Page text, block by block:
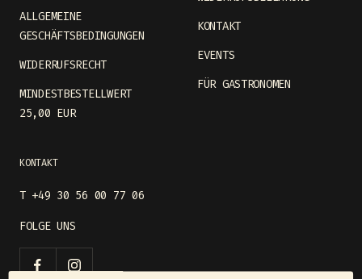
ALLGEMEINE
GESCHÄFTSBEDINGUNGEN
WIDERRUFSRECHT
MINDESTBESTELLWERT
25,00 EUR
KONTAKT
EVENTS
FÜR GASTRONOMEN
KONTAKT
T +49 30 56 00 77 06
FOLGE UNS